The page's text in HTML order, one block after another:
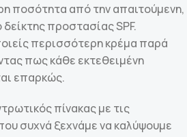
ποσότητα από την απαιτούμενη,
προστασίας SPF.
περισσότερη κρέμα παρά
πως κάθε εκτεθειμένη
επαρκώς.
πίνακας με τις
συχνά ξεχνάμε να καλύψουμε